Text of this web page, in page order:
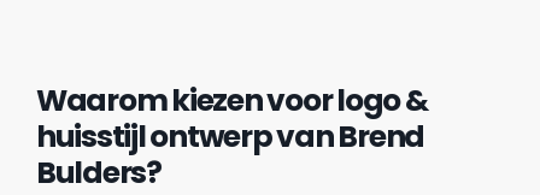
Waarom kiezen voor logo &
huisstijl ontwerp van Brend
Bulders?